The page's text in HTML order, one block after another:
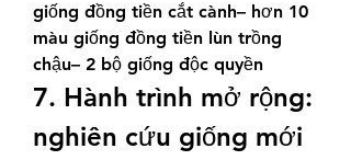
giống đồng tiền cắt cành– hơn 10
màu giống đồng tiền lùn trồng
chậu– 2 bộ giống độc quyền
7. Hành trình mở rộng:
nghiên cứu giống mới